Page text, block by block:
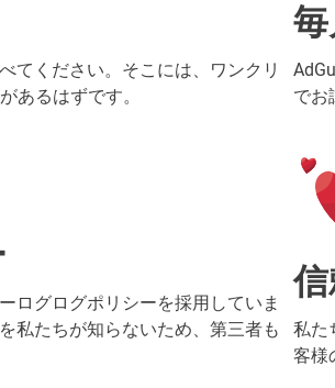
てください。そこには、ワンクリ
あるはずです。
ログログポリシーを採用していま
私たちが知らないため、第三者も
でお
私た
客様